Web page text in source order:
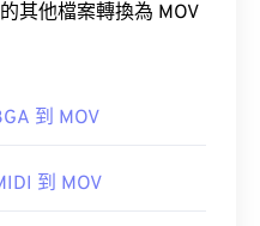
Awave Studio 。它是一
可以開啟 RMI 文件，
媒體播放器
他檔案轉換為 MOV
到 MOV
到 MOV